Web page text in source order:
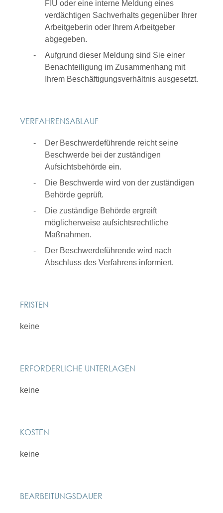
FIU oder eine interne Meldung eines
verdächtigen Sachverhalts gegenüber Ihrer
Arbeitgeberin oder Ihrem Arbeitgeber
abgegeben.
Aufgrund dieser Meldung sind Sie einer
Benachteiligung im Zusammenhang mit
Ihrem Beschäftigungsverhältnis ausgesetzt.
VERFAHRENSABLAUF
Der Beschwerdeführende reicht seine
Beschwerde bei der zuständigen
Aufsichtsbehörde ein.
Die Beschwerde wird von der zuständigen
Behörde geprüft.
Die zuständige Behörde ergreift
möglicherweise aufsichtsrechtliche
Maßnahmen.
Der Beschwerdeführende wird nach
Abschluss des Verfahrens informiert.
FRISTEN
keine
ERFORDERLICHE UNTERLAGEN
keine
KOSTEN
keine
BEARBEITUNGSDAUER